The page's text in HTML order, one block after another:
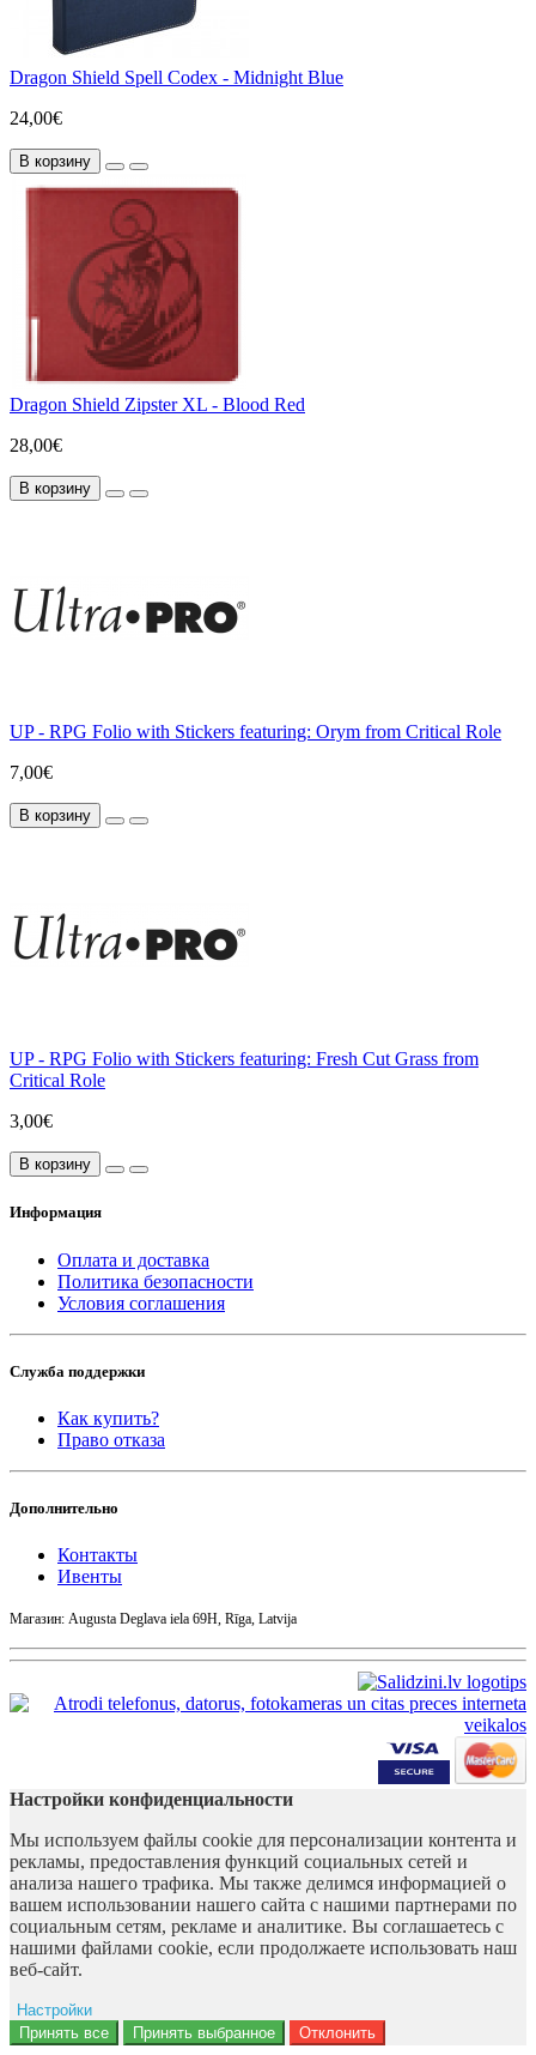
Dragon Shield Spell Codex - Midnight Blue
24,00€
В корзину
Dragon Shield Zipster XL - Blood Red
28,00€
В корзину
UP - RPG Folio with Stickers featuring: Orym from Critical Role
7,00€
В корзину
UP - RPG Folio with Stickers featuring: Fresh Cut Grass from
Critical Role
3,00€
В корзину
Информация
Оплата и доставка
Политика безопасности
Условия соглашения
Служба поддержки
Как купить?
Право отказа
Дополнительно
Контакты
Ивенты
Магазин: Augusta Deglava iela 69H, Rīga, Latvija
Настройки конфиденциальности
Мы используем файлы cookie для персонализации контента и
рекламы, предоставления функций социальных сетей и
анализа нашего трафика. Мы также делимся информацией о
вашем использовании нашего сайта с нашими партнерами по
социальным сетям, рекламе и аналитике. Вы соглашаетесь с
нашими файлами cookie, если продолжаете использовать наш
веб-сайт.
Настройки
Ad storage
Принять все Принять выбранное Отклонить